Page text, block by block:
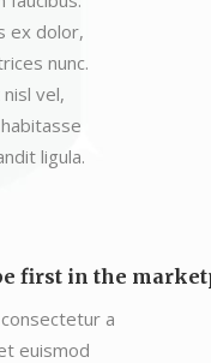
ex dolor,
nunc.
vel,
ligula.
first in the
a
euismod